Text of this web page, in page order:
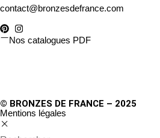
contact@bronzesdefrance.com
Nos catalogues PDF
© BRONZES DE FRANCE – 2025
Mentions légales